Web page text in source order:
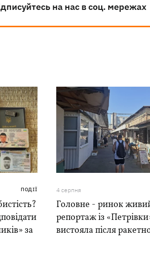
на нас в соц. мережах
ПОДІЇ
за
4 серпня
Головне - ринок
репортаж із
вистояла після